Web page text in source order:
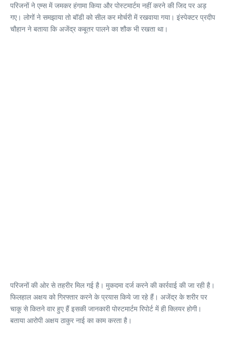
परिजनों ने एम्स में जमकर हंगामा किया और पोस्टमार्टम नहीं करने की जिद पर अड़
गए। लोगों ने समझाया तो बॉडी को सील कर मोर्चरी में रखवाया गया। इंस्पेक्टर प्रदीप
चौहान ने बताया कि अजेंद्र कबूतर पालने का शौक भी रखता था।
परिजनों की ओर से तहरीर मिल गई है। मुकदमा दर्ज करने की कार्रवाई की जा रही है।
फिलहाल अक्षय को गिरफ्तार करने के प्रयास किये जा रहे हैं। अजेंद्र के शरीर पर
चाकू से कितने वार हुए हैं इसकी जानकारी पोस्टमार्टम रिपोर्ट में ही क्लियर होगी।
बताया आरोपी अक्षय ठाकुर नाई का काम करता है।